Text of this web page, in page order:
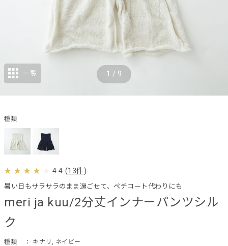
meri ja kuu/2分丈インナーパンツシル
ク
暑い日もサラサラのまま過ごせて、ペチコート代わりにも
種類 ： キナリ, ネイビー
4.4 (13件)
1 / 9
一覧
種類